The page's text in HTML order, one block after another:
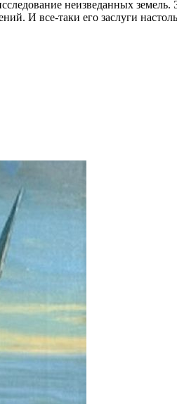
неизведанных
И все-таки его заслуги